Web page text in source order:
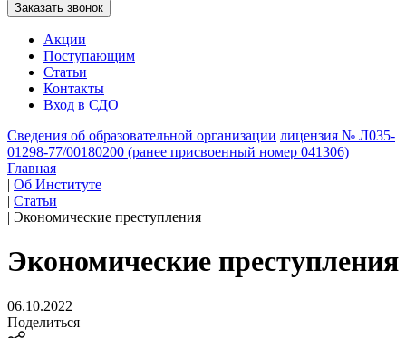
Заказать звонок
Акции
Поступающим
Статьи
Контакты
Вход в СДО
Сведения об образовательной организации лицензия № Л035-
01298-77/00180200 (ранее присвоенный номер 041306)
Главная
| Об Институте
| Статьи
| Экономические преступления
Экономические преступления
06.10.2022
Поделиться